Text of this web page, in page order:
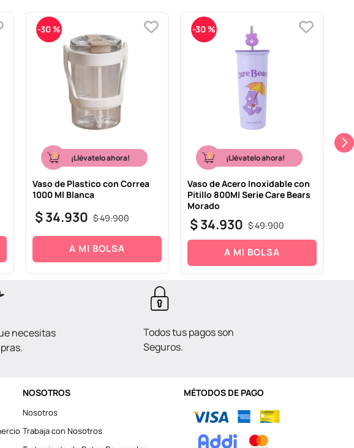
-30 %
¡Llévatelo ahora!
Vaso de Plastico con Correa
1000 Ml Blanca
$49.900
$34.930
A MI BOLSA
-30 %
¡Llévatelo ahora!
Vaso de Acero Inoxidable con
Pitillo 800Ml Serie Care Bears
Morado
$49.900
$34.930
A MI BOLSA
necesitas
Todos tus pagos son
Seguros.
NOSOTROS
Nosotros
Trabaja con Nosotros
MÉTODOS DE PAGO